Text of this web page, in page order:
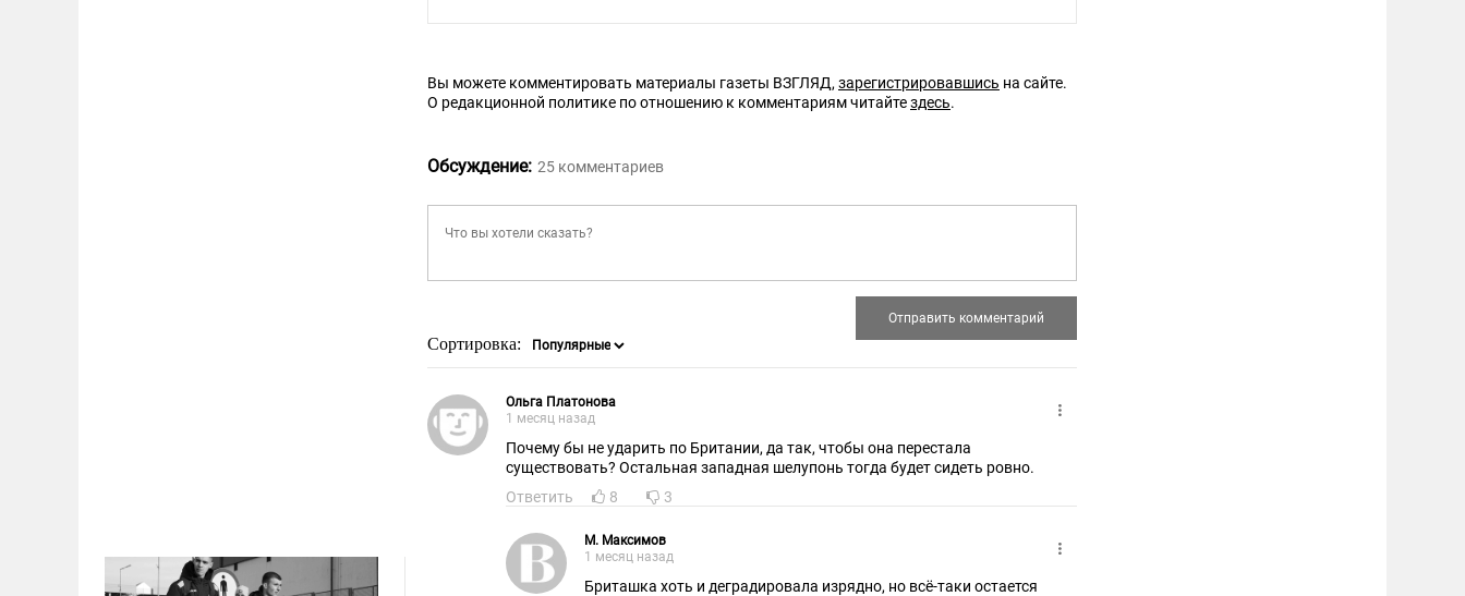
Вы можете комментировать материалы газеты ВЗГЛЯД, зарегистрировавшись на сайте.
О редакционной политике по отношению к комментариям читайтездесь.
Обсуждение: 25 комментариев
Сортировка:
Ольга Платонова
1 месяц назад
Почему бы не ударить по Британии, да так, чтобы она перестала
существовать? Остальная западная шелупонь тогда будет сидеть ровно.
Ответить
8 3
М. Максимов
1 месяц назад
Бриташка хоть и деградировала изрядно, но всё-таки остается